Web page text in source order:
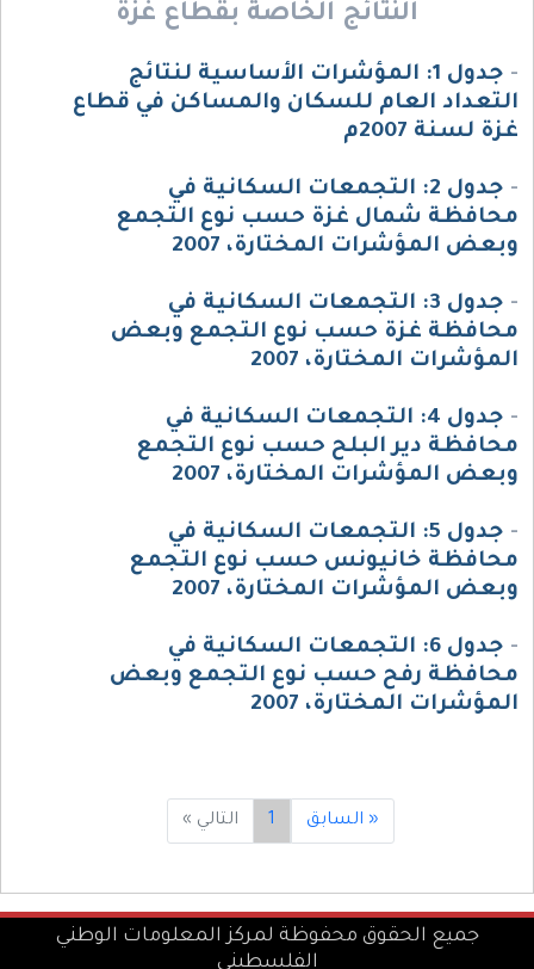
النتائج الخاصة بقطاع غزة
-
جدول 1: المؤشرات الأساسية لنتائج
التعداد العام للسكان والمساكن في قطاع
غزة لسنة 2007م
-
جدول 2: التجمعات السكانية في
محافظة شمال غزة حسب نوع التجمع
وبعض المؤشرات المختارة، 2007
-
جدول 3: التجمعات السكانية في
محافظة غزة حسب نوع التجمع وبعض
المؤشرات المختارة، 2007
-
جدول 4: التجمعات السكانية في
محافظة دير البلح حسب نوع التجمع
وبعض المؤشرات المختارة، 2007
-
جدول 5: التجمعات السكانية في
محافظة خانيونس حسب نوع التجمع
وبعض المؤشرات المختارة، 2007
-
جدول 6: التجمعات السكانية في
محافظة رفح حسب نوع التجمع وبعض
المؤشرات المختارة، 2007
« السابق 1 التالي »
جميع الحقوق محفوظة لمركز المعلومات الوطني
الفلسطيني